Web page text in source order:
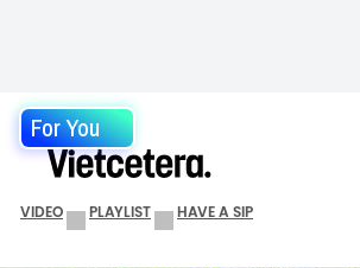
For You
VIDEO PLAYLIST HAVE A SIP